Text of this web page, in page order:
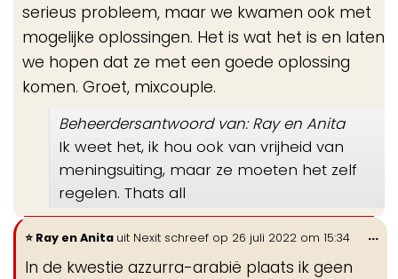
serieus probleem, maar we kwamen ook met
mogelijke oplossingen. Het is wat het is en laten
we hopen dat ze met een goede oplossing
komen. Groet, mixcouple.
Beheerdersantwoord van: Ray en Anita
Ik weet het, ik hou ook van vrijheid van
meningsuiting, maar ze moeten het zelf
regelen. Thats all
Ray en Anita uit Nexit schreef op 26 juli 2022 om 15:34
In de kwestie azzurra-arabië plaats ik geen
...